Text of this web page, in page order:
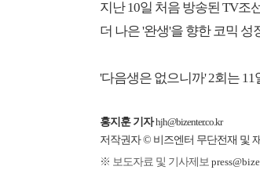
지난 10일 처음 방송된 TV조
더 나은 '완생'을 향한 코믹 성
'다음생은 없으니까' 2회는 11
홍지훈 기자 hjh@bizenter.co.kr
저작권자 © 비즈엔터 무단전재 및
※ 보도자료 및 기사제보